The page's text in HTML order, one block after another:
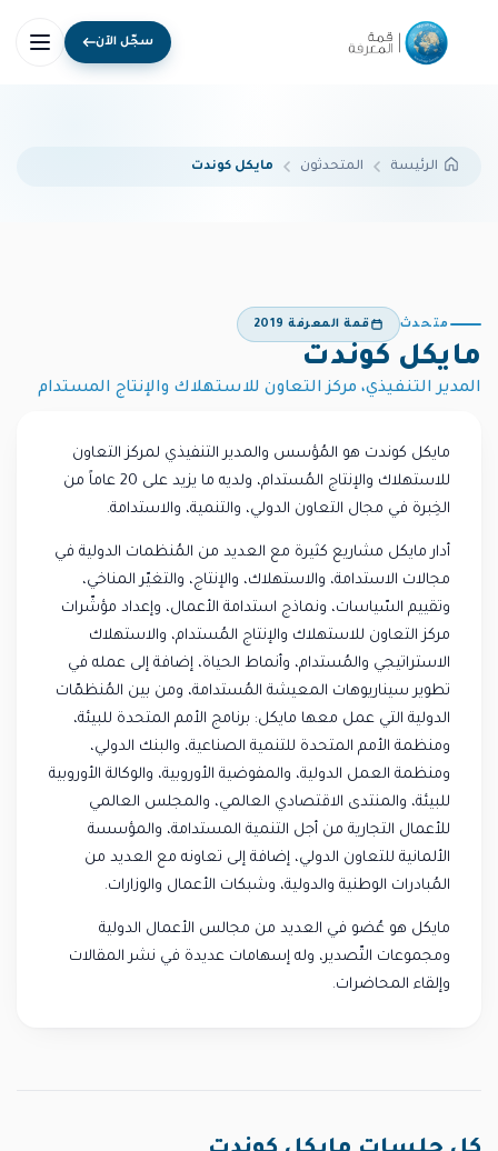
سجّل الآن
الرئيسة المتحدثون مايكل كوندت
متحدث قمة المعرفة 2019
مايكل كوندت
المدير التنفيذي، مركز التعاون للاستهلاك والإنتاج المستدام
مايكل كوندت هو المُؤسس والمدير التنفيذي لمركز التعاون
للاستهلاك والإنتاج المُستدام، ولديه ما يزيد على 20 عاماً من
الخِبرة في مجال التعاون الدولي، والتنمية، والاستدامة.
أدار مايكل مشاريع كثيرة مع العديد من المُنظمات الدولية في
مجالات الاستدامة، والاستهلاك، والإنتاج، والتغيّر المناخي،
وتقييم السّياسات، ونماذج استدامة الأعمال، وإعداد مؤشّرات
مركز التعاون للاستهلاك والإنتاج المُستدام، والاستهلاك
الاستراتيجي والمُستدام، وأنماط الحياة، إضافة إلى عمله في
تطوير سيناريوهات المعيشة المُستدامة، ومن بين المُنظمّات
الدولية التي عمل معها مايكل: برنامج الأمم المتحدة للبيئة،
ومنظمة الأمم المتحدة للتنمية الصناعية، والبنك الدولي،
ومنظمة العمل الدولية، والمفوضية الأوروبية، والوكالة الأوروبية
للبيئة، والمنتدى الاقتصادي العالمي، والمجلس العالمي
للأعمال التجارية من أجل التنمية المستدامة، والمؤسسة
الألمانية للتعاون الدولي، إضافة إلى تعاونه مع العديد من
المُبادرات الوطنية والدولية، وشبكات الأعمال والوزارات.
مايكل هو عُضو في العديد من مجالس الأعمال الدولية
ومجموعات التّصدير، وله إسهامات عديدة في نشر المقالات
وإلقاء المحاضرات.